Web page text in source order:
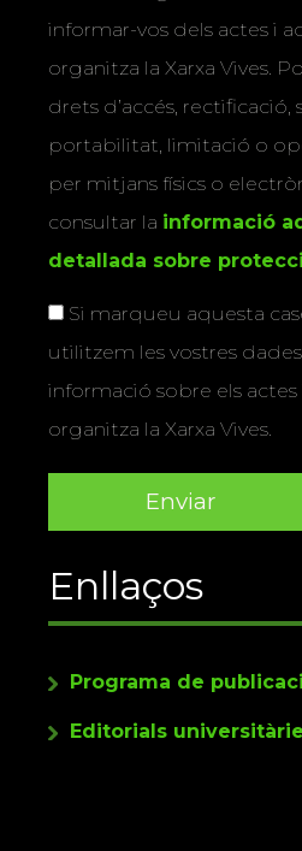
informar-vos dels actes i
organitza la Xarxa Vives.
drets d’accés, rectificació,
portabilitat, limitació o
per mitjans físics o
consultar la informació
detallada sobre
Si marqueu aquesta
utilitzem les vostres
informació sobre els
organitza la Xarxa Vives.
Enllaços
Programa de
Editorials